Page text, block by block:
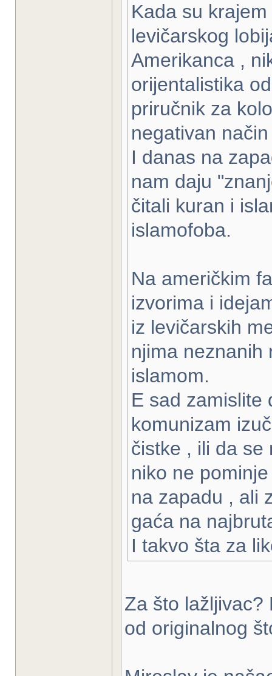
Kada su
levičarskog
Amerikanca ,
orijentalistika
priručnik za
negativan
I danas na
nam daju
čitali kuran i
islamofoba.
Na američkim
izvorima i
iz levičarskih
njima neznanih
islamom.
E sad zamislite
komunizam
čistke , ili da se
niko ne
na zapadu , ali
gaća na
I takvo šta za
Za što lažljivac?
od originalnog